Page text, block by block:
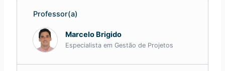
Professor(a)
Marcelo Brigido
Especialista em Gestão de Projetos